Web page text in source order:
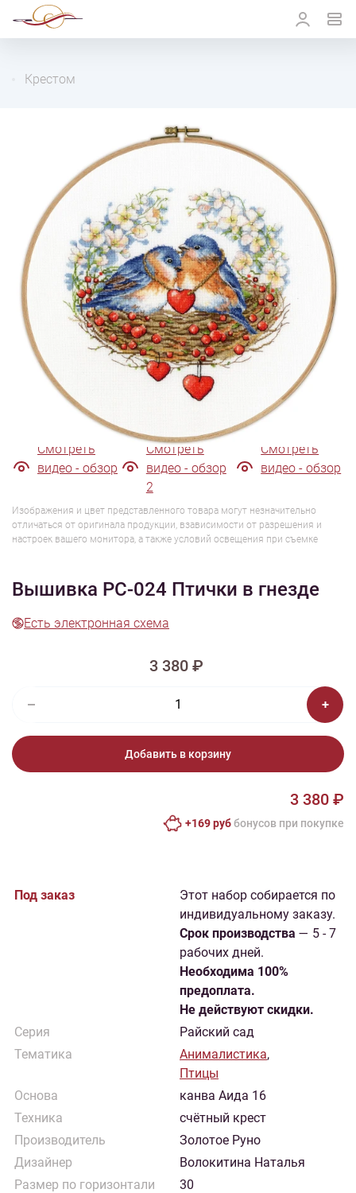
Крестом
Смотреть
видео - обзор
Смотреть
видео - обзор
2
Смотреть
видео - обзор
Изображения и цвет представленного товара могут незначительно
отличаться от оригинала продукции, взависимости от разрешения и
настроек вашего монитора, а также условий освещения при съемке
Вышивка РС-024 Птички в гнезде
Есть электронная схема
3 380 ₽
Добавить в корзину
3 380 ₽
+169 руббонусов при покупке
Под заказ
Этот набор собирается по
индивидуальному заказу.
Cрок производства — 5 - 7
рабочих дней.
Необходима 100%
предоплата.
Не действуют скидки.
Серия
Райский сад
Тематика
Анималистика,
Птицы
Основа
канва Аида 16
Техника
счётный крест
Производитель
Золотое Руно
Дизайнер
Волокитина Наталья
Размер по горизонтали
30